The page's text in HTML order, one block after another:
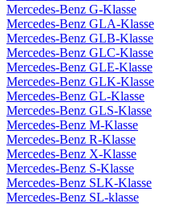
Mercedes-Benz G-Klasse
Mercedes-Benz GLA-Klasse
Mercedes-Benz GLB-Klasse
Mercedes-Benz GLC-Klasse
Mercedes-Benz GLE-Klasse
Mercedes-Benz GLK-Klasse
Mercedes-Benz GL-Klasse
Mercedes-Benz GLS-Klasse
Mercedes-Benz M-Klasse
Mercedes-Benz R-Klasse
Mercedes-Benz X-Klasse
Mercedes-Benz S-Klasse
Mercedes-Benz SLK-Klasse
Mercedes-Benz SL-klasse